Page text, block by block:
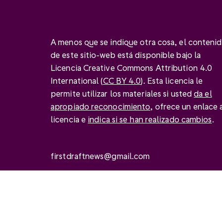
A menos que se indique otra cosa, el
de este sitio-web está disponible bajo la
Licencia Creative Commons Attribution 4.0
International (CC BY 4.0). Esta licencia le
permite utilizar los materiales si ustedda el
apropiado reconocimiento, ofrece un enlace
licencia e indica si se han realizado cambios.
firstdraftnews@gmail.com